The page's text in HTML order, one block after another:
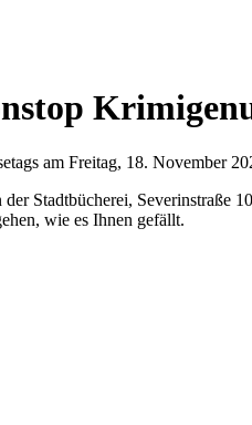
am Freitag, 18. November
Stadtbücherei, Severinstraße
wie es Ihnen gefällt.